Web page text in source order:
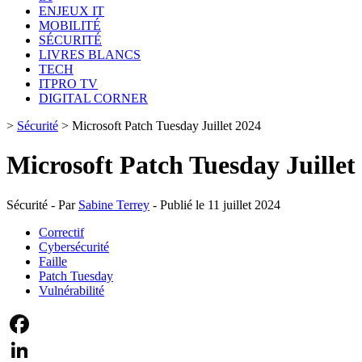
ENJEUX IT
MOBILITÉ
SÉCURITÉ
LIVRES BLANCS
TECH
ITPRO TV
DIGITAL CORNER
> Sécurité > Microsoft Patch Tuesday Juillet 2024
Microsoft Patch Tuesday Juillet
Sécurité - Par Sabine Terrey - Publié le 11 juillet 2024
Correctif
Cybersécurité
Faille
Patch Tuesday
Vulnérabilité
Facebook